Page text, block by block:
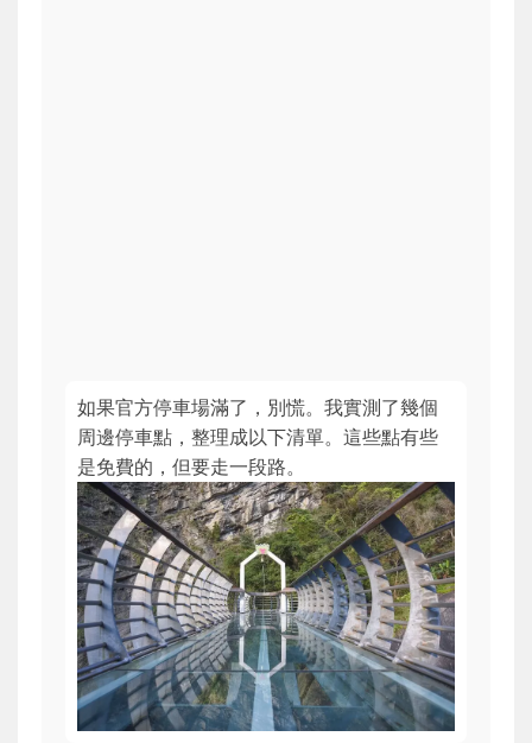
如果官方停車場滿了，別慌。我實測了幾個
周邊停車點，整理成以下清單。這些點有些
是免費的，但要走一段路。